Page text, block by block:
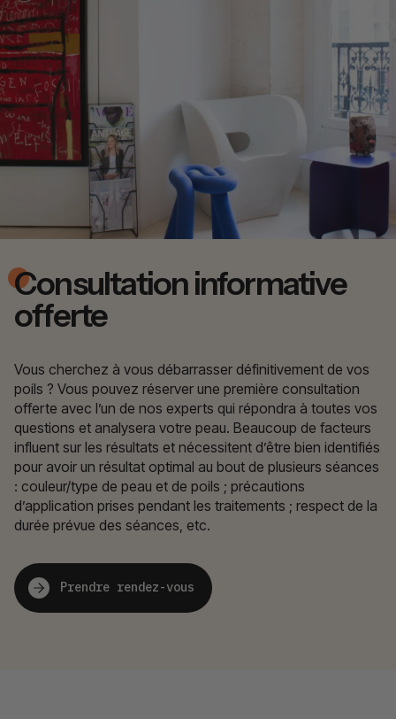
Consultation informative
offerte
Vous cherchez à vous débarrasser définitivement de vos
poils ? Vous pouvez réserver une première consultation
offerte avec l’un de nos experts qui répondra à toutes vos
questions et analysera votre peau. Beaucoup de facteurs
influent sur les résultats et nécessitent d’être bien identifiés
pour avoir un résultat optimal au bout de plusieurs séances
: couleur/type de peau et de poils ; précautions
d’application prises pendant les traitements ; respect de la
durée prévue des séances, etc.
Prendre rendez-vous